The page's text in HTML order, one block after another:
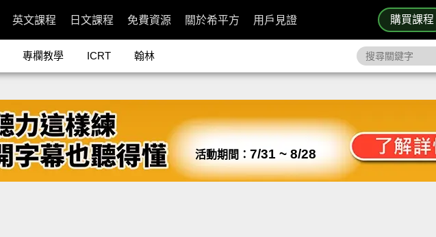
購買課程
英文課程 日文課程 免費資源 關於希平方 用戶見證
專欄教學 ICRT 翰林
活動期間： 7/31 ~ 8/28